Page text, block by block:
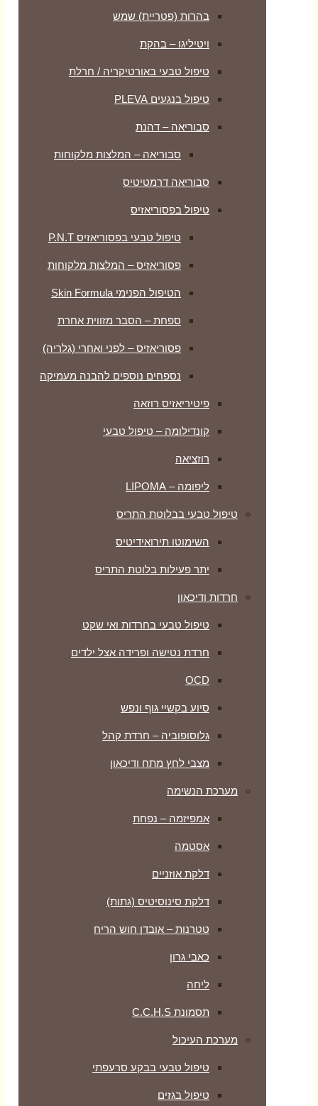
בהרות (פטריית) שמש
ויטיליגו – בהקת
טיפול טבעי באורטיקריה / חרלת
טיפול בנגעים PLEVA
סבוריאה – דהנת
סבוריאה – המלצות מלקוחות
סבוריאה דרמטיטיס
טיפול בפסוריאזיס
טיפול טבעי בפסוריאזיס P.N.T
פסוריאזיס – המלצות מלקוחות
הטיפול הפנימי Skin Formula
ספחת – הסבר מזווית אחרת
פסוריאזיס – לפני ואחרי (גלריה)
נספחים נוספים להבנה מעמיקה
פיטיריאזיס רוזאה
קונדילומה – טיפול טבעי
רוזציאה
ליפומה – LIPOMA
טיפול טבעי בבלוטת התריס
השימוטו תירואידיטיס
יתר פעילות בלוטת התריס
חרדות ודיכאון
טיפול טבעי בחרדות ואי שקט
חרדת נטישה ופרידה אצל ילדים
OCD
סיוע בקשיי גוף ונפש
גלוסופוביה – חרדת קהל
מצבי לחץ מתח ודיכאון
מערכת הנשימה
אמפיזמה – נפחת
אסטמה
דלקת אוזניים
דלקת סינוסיטיס (גתות)
טטרנות – אובדן חוש הריח
כאבי גרון
ליחה
תסמונת C.C.H.S
מערכת העיכול
טיפול טבעי בבקע סרעפתי
טיפול בגזים